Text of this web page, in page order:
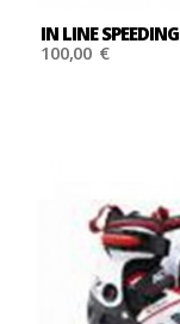
IN LINE SPEEDING
100,00 €